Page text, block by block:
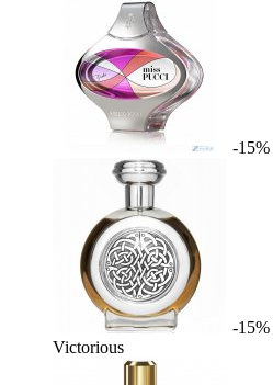
-15%
-15%
Victorious